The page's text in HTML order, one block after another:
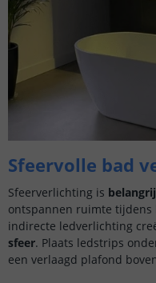
Sfeervolle bad
Sfeerverlichting is
ontspannen ruimte tijdens
indirecte ledverlichting
sfeer. Plaats ledstrips
een verlaagd plafond